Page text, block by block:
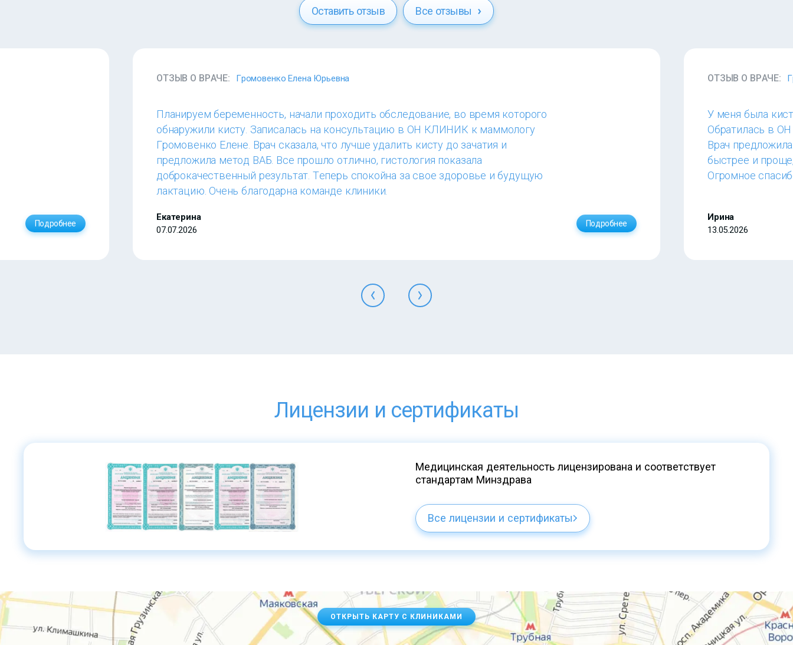
Оставить отзыв Все отзывы
Подробнее
ОТЗЫВ О ВРАЧЕ: Громовенко Елена Юрьевна
Планируем беременность, начали проходить обследование, во время которого
обнаружили кисту. Записалась на консультацию в ОН КЛИНИК к маммологу
Громовенко Елене. Врач сказала, что лучше удалить кисту до зачатия и
предложила метод ВАБ. Все прошло отлично, гистология показала
доброкачественный результат. Теперь спокойна за свое здоровье и будущую
лактацию. Очень благодарна команде клиники.
Екатерина
07.07.2026
Подробнее
ОТЗЫВ О ВРАЧЕ:
У меня была
Обратилась в
Врач
быстрее и
Огромное
Ирина
13.05.2026
Лицензии и сертификаты
Медицинская деятельность лицензирована и соответствует
стандартам Минздрава
Все лицензии и сертификаты
ОТКРЫТЬ КАРТУ С КЛИНИКАМИ